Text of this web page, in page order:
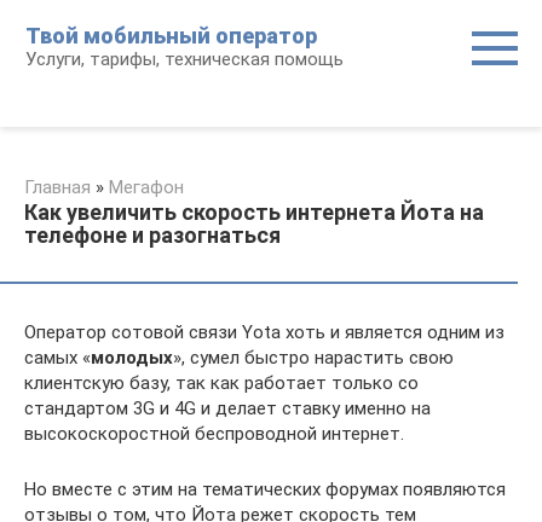
контенту
Твой мобильный оператор
Услуги, тарифы, техническая помощь
Главная » Мегафон
Как увеличить скорость интернета Йота на
телефоне и разогнаться
Оператор сотовой связи Yota хоть и является одним из
самых «молодых», сумел быстро нарастить свою
клиентскую базу, так как работает только со
стандартом 3G и 4G и делает ставку именно на
высокоскоростной беспроводной интернет.
Но вместе с этим на тематических форумах появляются
отзывы о том, что Йота режет скорость тем